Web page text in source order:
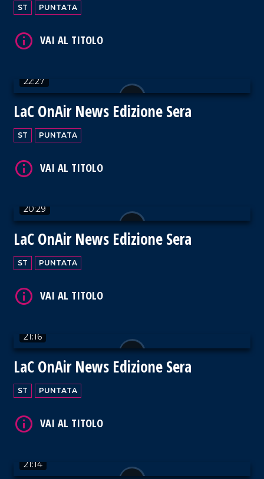
ST PUNTATA
22:27
LaC OnAir News Edizione Sera
ST PUNTATA
20:29
LaC OnAir News Edizione Sera
ST PUNTATA
21:16
LaC OnAir News Edizione Sera
ST PUNTATA
21:14
VAI AL TITOLO